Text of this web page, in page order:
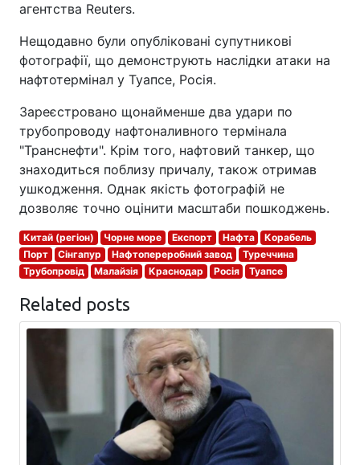
агентства Reuters.
Нещодавно були опубліковані супутникові
фотографії, що демонструють наслідки атаки на
нафтотермінал у Туапсе, Росія.
Зареєстровано щонайменше два удари по
трубопроводу нафтоналивного термінала
"Транснефти". Крім того, нафтовий танкер, що
знаходиться поблизу причалу, також отримав
ушкодження. Однак якість фотографій не
дозволяє точно оцінити масштаби пошкоджень.
Китай (регіон) Чорне море Експорт Нафта
Корабель
Порт
Сінгапур Нафтопереробний завод
Туреччина
Трубопровід
Малайзія Краснодар Росія Туапсе
Related posts